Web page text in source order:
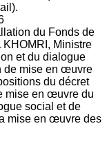
du Fonds de
KHOMRI, Ministre
et du dialogue
de mise en œuvre
du décret
mise en œuvre du
social et de
mise en œuvre des